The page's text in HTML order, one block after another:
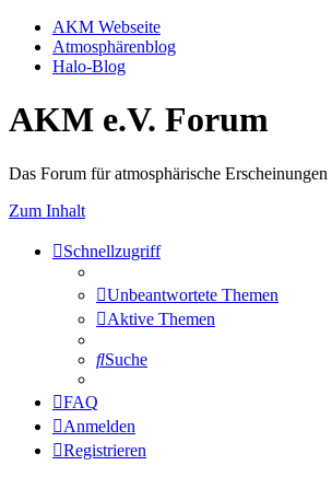
AKM Webseite
Atmosphärenblog
Halo-Blog
AKM e.V. Forum
Das Forum für atmosphärische Erscheinungen
Zum Inhalt
Schnellzugriff
Unbeantwortete Themen
Aktive Themen
Suche
FAQ
Anmelden
Registrieren